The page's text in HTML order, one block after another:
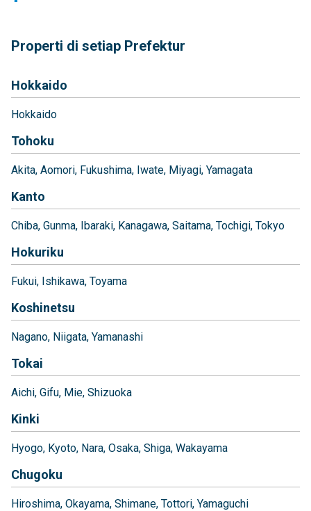
Properti di setiap Prefektur
Hokkaido
Hokkaido
Tohoku
Akita Aomori Fukushima Iwate Miyagi Yamagata
Kanto
Chiba Gunma Ibaraki Kanagawa Saitama Tochigi Tokyo
Hokuriku
Fukui Ishikawa Toyama
Koshinetsu
Nagano Niigata Yamanashi
Tokai
Aichi Gifu Mie Shizuoka
Kinki
Hyogo Kyoto Nara Osaka Shiga Wakayama
Chugoku
Hiroshima Okayama Shimane Tottori Yamaguchi